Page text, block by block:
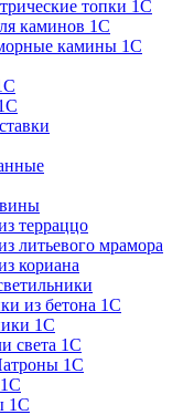
топки 1C
каминов 1С
камины 1C
терраццо
литьевого мрамора
кориана
из бетона 1С
1С
света 1С
1С
1С